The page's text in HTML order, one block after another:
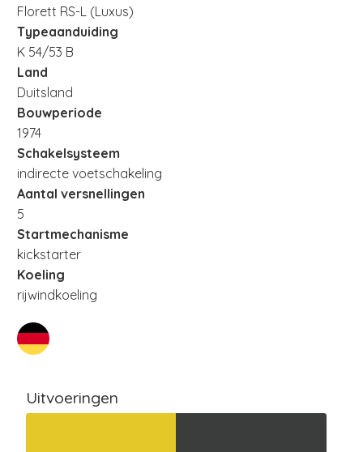
Florett RS-L (Luxus)
Typeaanduiding
K 54/53 B
Land
Duitsland
Bouwperiode
1974
Schakelsysteem
indirecte voetschakeling
Aantal versnellingen
5
Startmechanisme
kickstarter
Koeling
rijwindkoeling
Uitvoeringen